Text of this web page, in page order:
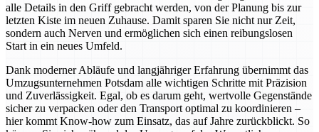
alle Details in den Griff gebracht werden, von der Planung bis zur
letzten Kiste im neuen Zuhause. Damit sparen Sie nicht nur Zeit,
sondern auch Nerven und ermöglichen sich einen reibungslosen
Start in ein neues Umfeld.
Dank moderner Abläufe und langjähriger Erfahrung übernimmt das
Umzugsunternehmen Potsdam alle wichtigen Schritte mit Präzision
und Zuverlässigkeit. Egal, ob es darum geht, wertvolle Gegenstände
sicher zu verpacken oder den Transport optimal zu koordinieren –
hier kommt Know-how zum Einsatz, das auf Jahre zurückblickt. So